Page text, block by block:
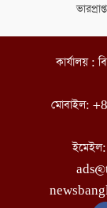
কার্যালয় :
মোবাইল: